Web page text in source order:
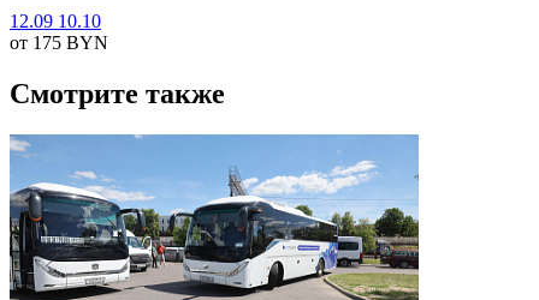
12.09 10.10
от 175 BYN
Смотрите также